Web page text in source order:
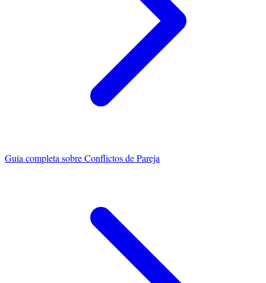
Guía completa sobreConflictos de Pareja